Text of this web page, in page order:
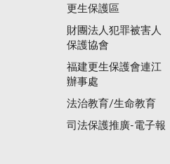
更生保護區
財團法人犯罪被害人
保護協會
福建更生保護會連江
辦事處
法治教育/生命教育
司法保護推廣-電子報